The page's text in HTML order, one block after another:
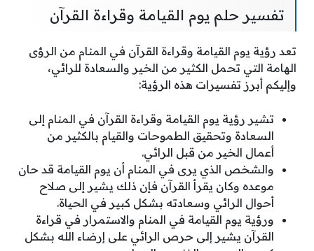
تفسير حلم يوم القيامة وقراءة القرآن
تعد رؤية يوم القيامة وقراءة القرآن في المنام من الرؤى
الهامة التي تحمل الكثير من الخير والسعادة للرائي،
وإليكم أبرز تفسيرات هذه الرؤية:
تشير رؤية يوم القيامة وقراءة القرآن في المنام إلى
السعادة وتحقيق الطموحات والقيام بالكثير من
أعمال الخير من قبل الرائي.
والشخص الذي يرى في المنام أن يوم القيامة قد حان
موعده وكان يقرأ القرآن فإن ذلك يشير إلى صلاح
أحوال الرائي وسعادته بشكل كبير في الحياة.
ورؤية يوم القيامة في المنام والاستمرار في قراءة
القرآن يشير إلى حرص الرائي على إرضاء الله بشكل